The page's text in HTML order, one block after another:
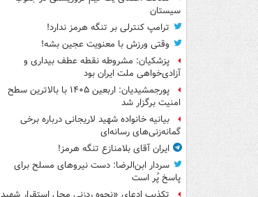
سیستان
ترامپ کنترلی بر تنگه هرمز ندارد!
وقتی ورزش با معنویت عجین بشه!
پزشکیان: مشروطه نقطه عطف بیداری و
آزادی‌خواهی ملت ایران بود
پورجمشیدیان: اربعین ۱۴۰۵ با بالاترین سطح
امنیت برگزار شد
بیانیه خانواده شهید لاریجانی درباره برخی
گمانه‌زنی‌های رسانه‌ای
ایران آقای بلامنازع تنگه هرمز!
سردار ابن‌الرضا: دست نیروهای مسلح برای
پاسخ پُر است